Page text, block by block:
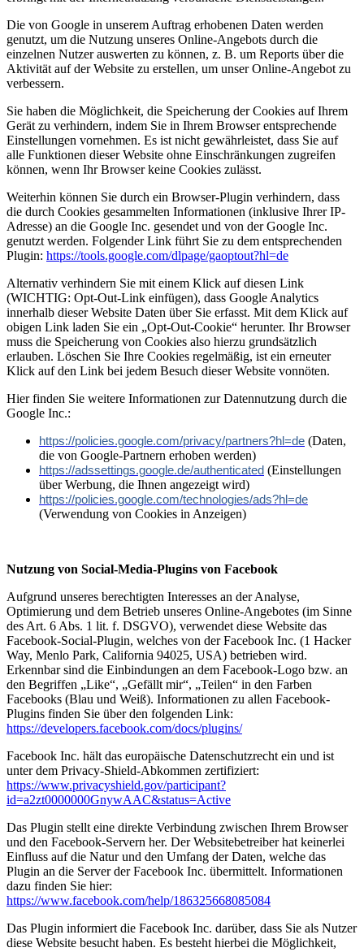
Die von Google in unserem Auftrag erhobenen Daten werden
genutzt, um die Nutzung unseres Online-Angebots durch die
einzelnen Nutzer auswerten zu können, z. B. um Reports über die
Aktivität auf der Website zu erstellen, um unser Online-Angebot zu
verbessern.
Sie haben die Möglichkeit, die Speicherung der Cookies auf Ihrem
Gerät zu verhindern, indem Sie in Ihrem Browser entsprechende
Einstellungen vornehmen. Es ist nicht gewährleistet, dass Sie auf
alle Funktionen dieser Website ohne Einschränkungen zugreifen
können, wenn Ihr Browser keine Cookies zulässt.
Weiterhin können Sie durch ein Browser-Plugin verhindern, dass
die durch Cookies gesammelten Informationen (inklusive Ihrer IP-
Adresse) an die Google Inc. gesendet und von der Google Inc.
genutzt werden. Folgender Link führt Sie zu dem entsprechenden
Plugin: https://tools.google.com/dlpage/gaoptout?hl=de
Alternativ verhindern Sie mit einem Klick auf diesen Link
(WICHTIG: Opt-Out-Link einfügen), dass Google Analytics
innerhalb dieser Website Daten über Sie erfasst. Mit dem Klick auf
obigen Link laden Sie ein „Opt-Out-Cookie“ herunter. Ihr Browser
muss die Speicherung von Cookies also hierzu grundsätzlich
erlauben. Löschen Sie Ihre Cookies regelmäßig, ist ein erneuter
Klick auf den Link bei jedem Besuch dieser Website vonnöten.
Hier finden Sie weitere Informationen zur Datennutzung durch die
Google Inc.:
https://policies.google.com/privacy/partners?hl=de (Daten,
die von Google-Partnern erhoben werden)
https://adssettings.google.de/authenticated (Einstellungen
über Werbung, die Ihnen angezeigt wird)
https://policies.google.com/technologies/ads?hl=de
(Verwendung von Cookies in Anzeigen)
Nutzung von Social-Media-Plugins von Facebook
Aufgrund unseres berechtigten Interesses an der Analyse,
Optimierung und dem Betrieb unseres Online-Angebotes (im Sinne
des Art. 6 Abs. 1 lit. f. DSGVO), verwendet diese Website das
Facebook-Social-Plugin, welches von der Facebook Inc. (1 Hacker
Way, Menlo Park, California 94025, USA) betrieben wird.
Erkennbar sind die Einbindungen an dem Facebook-Logo bzw. an
den Begriffen „Like“, „Gefällt mir“, „Teilen“ in den Farben
Facebooks (Blau und Weiß). Informationen zu allen Facebook-
Plugins finden Sie über den folgenden Link:
https://developers.facebook.com/docs/plugins/
Facebook Inc. hält das europäische Datenschutzrecht ein und ist
unter dem Privacy-Shield-Abkommen zertifiziert:
https://www.privacyshield.gov/participant?
id=a2zt0000000GnywAAC&status=Active
Das Plugin stellt eine direkte Verbindung zwischen Ihrem Browser
und den Facebook-Servern her. Der Websitebetreiber hat keinerlei
Einfluss auf die Natur und den Umfang der Daten, welche das
Plugin an die Server der Facebook Inc. übermittelt. Informationen
dazu finden Sie hier:
https://www.facebook.com/help/186325668085084
Das Plugin informiert die Facebook Inc. darüber, dass Sie als Nutzer
diese Website besucht haben. Es besteht hierbei die Möglichkeit,